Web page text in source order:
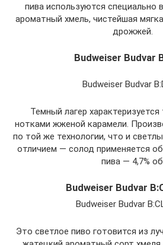
пива используются специально
ароматный хмель, чистейшая
дрожжей.
Budweiser Budvar
Budweiser Budvar
Темный лагер
нотками жженой карамели.
по той же технологии, что и
отличием — солод применяется
пива — 4,7%
Budweiser Budvar
Budweiser Budvar
Это светлое пиво готовится из